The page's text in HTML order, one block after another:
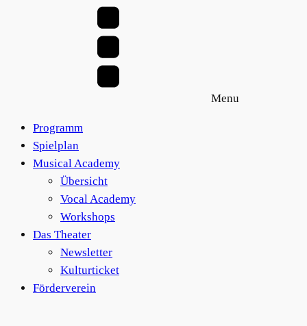
Menu
Programm
Spielplan
Musical Academy
Übersicht
Vocal Academy
Workshops
Das Theater
Newsletter
Kulturticket
Förderverein